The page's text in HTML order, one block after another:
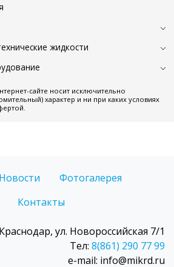
жидкости
сайте носит исключительно
характер и ни при каких условиях
Новости
Фотогалерея
Контакты
Краснодар, ул. Новороссийская 7/1
Тел: 8(861) 290 77 99
e-mail: info@mikrd.ru